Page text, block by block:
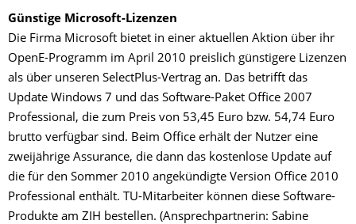
Günstige Microsoft-Lizenzen
Die Firma Microsoft bietet in einer aktuellen Aktion über ihr
OpenE-Programm im April 2010 preislich günstigere Lizenzen
als über unseren SelectPlus-Vertrag an. Das betrifft das
Update Windows 7 und das Software-Paket Office 2007
Professional, die zum Preis von 53,45 Euro bzw. 54,74 Euro
brutto verfügbar sind. Beim Office erhält der Nutzer eine
zweijährige Assurance, die dann das kostenlose Update auf
die für den Sommer 2010 angekündigte Version Office 2010
Professional enthält. TU-Mitarbeiter können diese Software-
Produkte am ZIH bestellen. (Ansprechpartnerin: Sabine